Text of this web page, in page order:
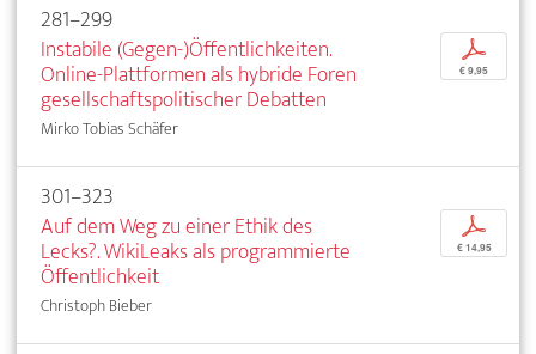
281–299
Instabile (Gegen-)Öffentlichkeiten.
Online-Plattformen als hybride Foren
gesellschaftspolitischer Debatten
Mirko Tobias Schäfer
p
€ 9,95
301–323
Auf dem Weg zu einer Ethik des
Lecks?. WikiLeaks als programmierte
Öffentlichkeit
Christoph Bieber
p
€ 14,95